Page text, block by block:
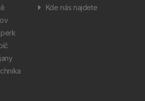
Kde nás najdete